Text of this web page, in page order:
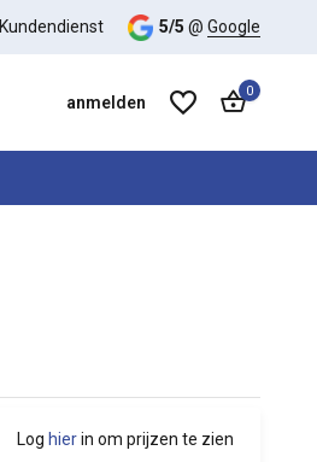
Kundendienst 5/5 @ Google
anmelden
0
Log hierin om prijzen te zien